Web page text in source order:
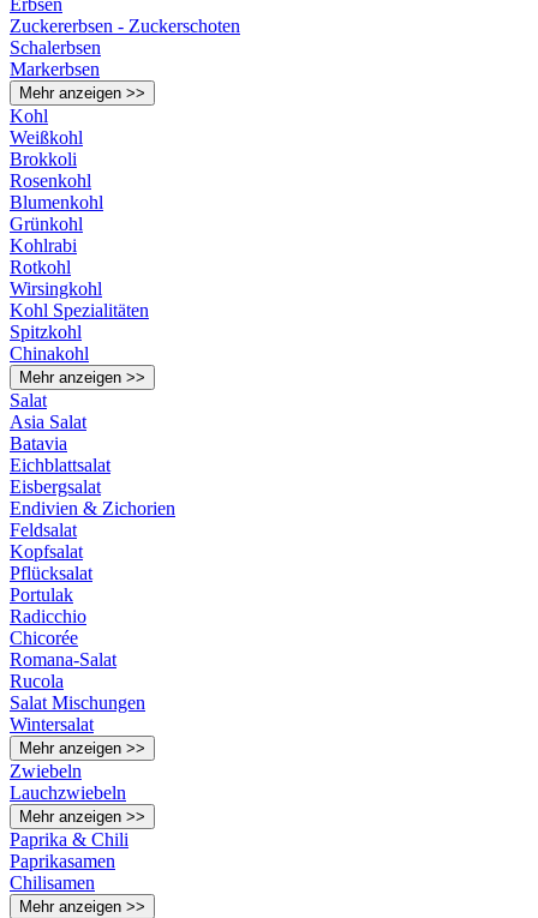
Erbsen
Zuckererbsen - Zuckerschoten
Schalerbsen
Markerbsen
Mehr anzeigen >>
Kohl
Weißkohl
Brokkoli
Rosenkohl
Blumenkohl
Grünkohl
Kohlrabi
Rotkohl
Wirsingkohl
Kohl Spezialitäten
Spitzkohl
Chinakohl
Mehr anzeigen >>
Salat
Asia Salat
Batavia
Eichblattsalat
Eisbergsalat
Endivien & Zichorien
Feldsalat
Kopfsalat
Pflücksalat
Portulak
Radicchio
Chicorée
Romana-Salat
Rucola
Salat Mischungen
Wintersalat
Mehr anzeigen >>
Zwiebeln
Lauchzwiebeln
Mehr anzeigen >>
Paprika & Chili
Paprikasamen
Chilisamen
Mehr anzeigen >>